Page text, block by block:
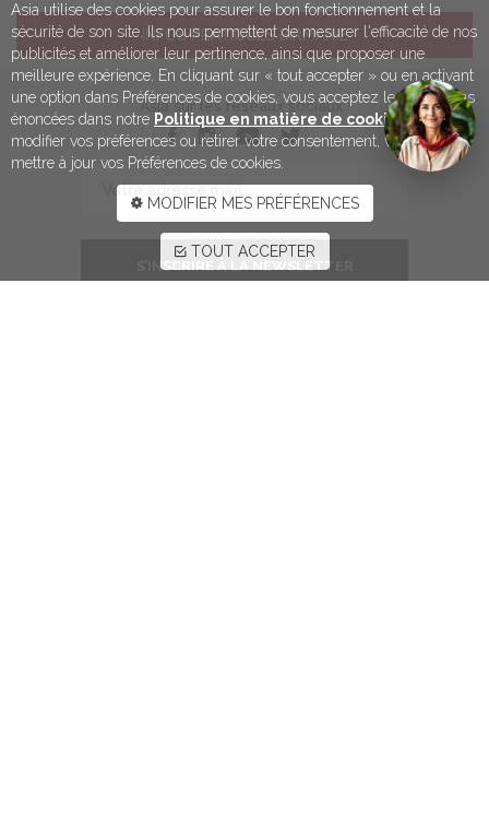
INFOS PRATIQUES BIRMANIE
Asia sur les réseaux sociaux :
S’INSCRIRE À LA NEWSLETTER
Asia utilise des cookies pour assurer le bon fonctionnement et la
sécurité de son site. Ils nous permettent de mesurer l'efficacité de nos
publicités et améliorer leur pertinence, ainsi que proposer une
meilleure expérience. En cliquant sur « tout accepter » ou en activant
une option dans Préférences de cookies, vous acceptez les conditions
énoncées dans notre Politique en matière de cookies. Pour
modifier vos préférences ou retirer votre consentement, vous devez
mettre à jour vos Préférences de cookies.
MODIFIER MES PRÉFÉRENCES
TOUT ACCEPTER